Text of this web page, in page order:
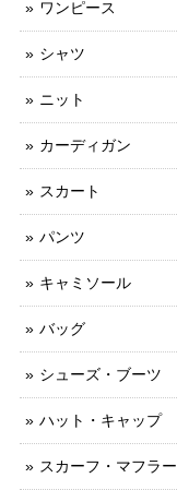
ワンピース
シャツ
ニット
カーディガン
スカート
パンツ
キャミソール
バッグ
シューズ・ブーツ
ハット・キャップ
スカーフ・マフラー